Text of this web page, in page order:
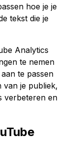
hoe je je
tekst die je
Analytics
te nemen
te passen
van je publiek,
verbeteren en